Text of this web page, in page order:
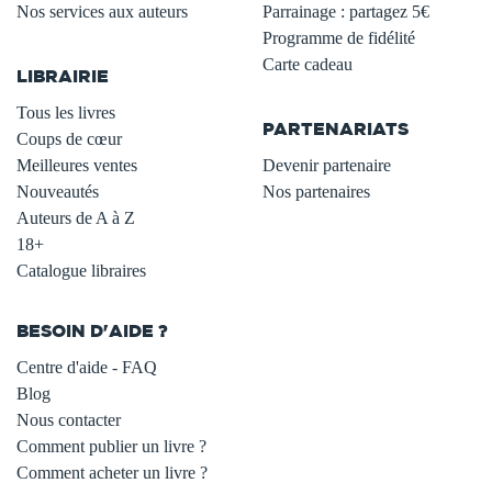
Nos services aux auteurs
LIBRAIRIE
Tous les livres
Coups de cœur
Meilleures ventes
Nouveautés
Auteurs de A à Z
18+
Catalogue libraires
Parrainage : partagez 5€
Programme de fidélité
Carte cadeau
PARTENARIATS
Devenir partenaire
Nos partenaires
BESOIN D'AIDE ?
Centre d'aide - FAQ
Blog
Nous contacter
Comment publier un livre ?
Comment acheter un livre ?